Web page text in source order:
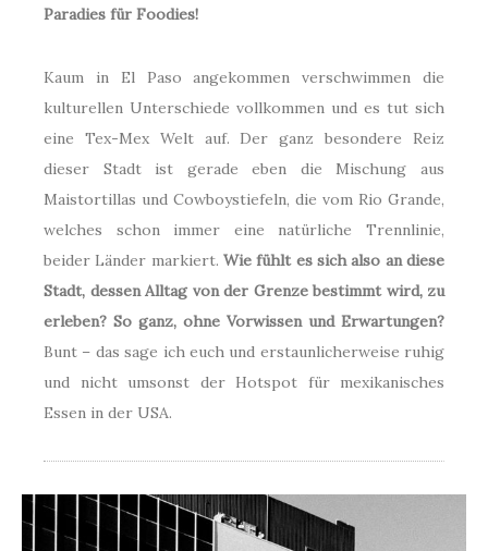
Paradies für Foodies!
Kaum in El Paso angekommen verschwimmen die
kulturellen Unterschiede vollkommen und es tut sich
eine Tex-Mex Welt auf. Der ganz besondere Reiz
dieser Stadt ist gerade eben die Mischung aus
Maistortillas und Cowboystiefeln, die vom Rio Grande,
welches schon immer eine natürliche Trennlinie,
beider Länder markiert. Wie fühlt es sich also an diese
Stadt, dessen Alltag von der Grenze bestimmt wird, zu
erleben? So ganz, ohne Vorwissen und Erwartungen?
Bunt – das sage ich euch und erstaunlicherweise ruhig
und nicht umsonst der Hotspot für mexikanisches
Essen in der USA.